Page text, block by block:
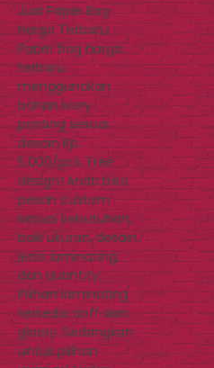
Jual Paper Bag
Harga Terbaru
Paper bag harga
terbaru
menggunakan
bahan ivory
printing sesuai
desain Rp.
5.000/pcs. Free
design! Anda bisa
pesan custom
sesuai kebutuhan,
baik ukuran, desain,
jenis laminating,
dan quantity.
Pilihan laminating
tersedia doff dan
glossy. Sedangkan
untuk pilihan